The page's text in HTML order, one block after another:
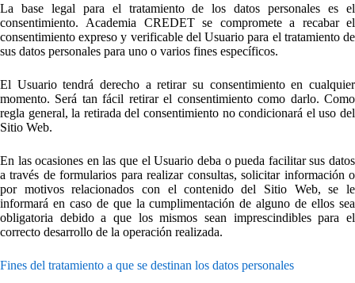
La base legal para el tratamiento de los datos personales es el
consentimiento. Academia CREDET se compromete a recabar el
consentimiento expreso y verificable del Usuario para el tratamiento de
sus datos personales para uno o varios fines específicos.
El Usuario tendrá derecho a retirar su consentimiento en cualquier
momento. Será tan fácil retirar el consentimiento como darlo. Como
regla general, la retirada del consentimiento no condicionará el uso del
Sitio Web.
En las ocasiones en las que el Usuario deba o pueda facilitar sus datos
a través de formularios para realizar consultas, solicitar información o
por motivos relacionados con el contenido del Sitio Web, se le
informará en caso de que la cumplimentación de alguno de ellos sea
obligatoria debido a que los mismos sean imprescindibles para el
correcto desarrollo de la operación realizada.
Fines del tratamiento a que se destinan los datos personales